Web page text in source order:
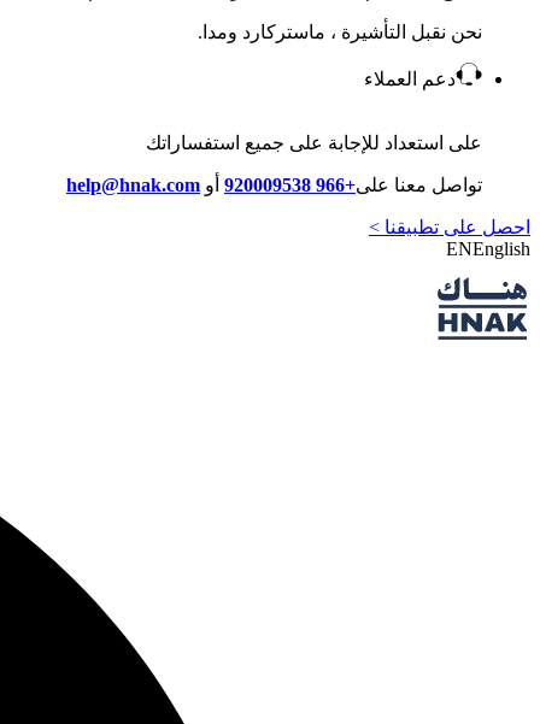
نحن نقبل التأشيرة ، ماستركارد ومدا.
دعم العملاء
على استعداد للإجابة على جميع استفساراتك
تواصل معنا على+966 920009538 أو help@hnak.com
احصل على تطبيقنا >
ENEnglish